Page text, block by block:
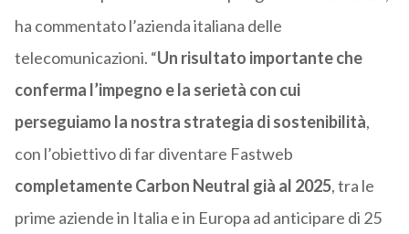
ha commentato l’azienda italiana delle
telecomunicazioni. “Un risultato importante che
conferma l’impegno e la serietà con cui
perseguiamo la nostra strategia di sostenibilità,
con l’obiettivo di far diventare Fastweb
completamente Carbon Neutral già al 2025, tra le
prime aziende in Italia e in Europa ad anticipare di 25